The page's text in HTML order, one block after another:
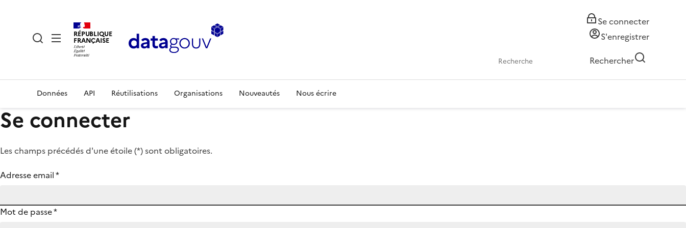
RÉPUBLIQUE
FRANÇAISE
Se connecter
S'enregistrer
Rechercher
Données API Réutilisations Organisations Nouveautés Nous écrire
Se connecter
Les champs précédés d'une étoile (*) sont obligatoires.
Adresse email*
Mot de passe*